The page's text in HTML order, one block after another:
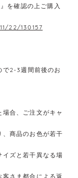
を確認の上ご購入
22/130157
で2-3週間前後のお
合、ご注文がキャ
、商品のお色が若干
イズと若干異なる場
さま都合による返